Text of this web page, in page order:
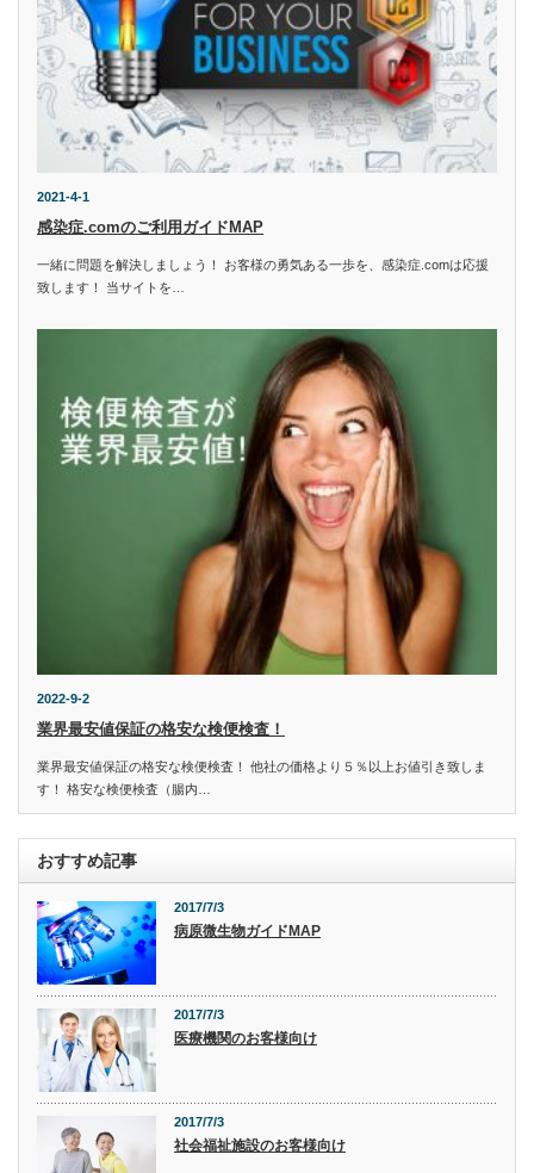
2021-4-1
感染症.comのご利用ガイドMAP
一緒に問題を解決しましょう！ お客様の勇気ある一歩を、感染症.comは応援
致します！ 当サイトを…
2022-9-2
業界最安値保証の格安な検便検査！
業界最安値保証の格安な検便検査！ 他社の価格より５％以上お値引き致しま
す！ 格安な検便検査（腸内…
おすすめ記事
2017/7/3
病原微生物ガイドMAP
2017/7/3
医療機関のお客様向け
2017/7/3
社会福祉施設のお客様向け